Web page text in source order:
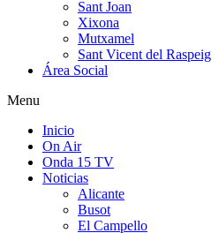
Sant Joan
Xixona
Mutxamel
Sant Vicent del Raspeig
Área Social
Menu
Inicio
On Air
Onda 15 TV
Noticias
Alicante
Busot
El Campello